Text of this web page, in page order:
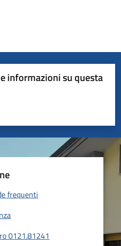
informazioni su questa
su 5
5
frequenti
0121.81241